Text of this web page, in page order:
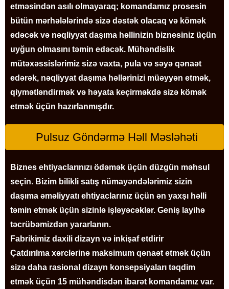
etməsindən asılı olmayaraq; komandamız prosesin
bütün mərhələlərində sizə dəstək olacaq və kömək
edəcək və nəqliyyat daşıma həllinizin biznesiniz üçün
uyğun olmasını təmin edəcək. Mühəndislik
mütəxəssislərimiz sizə vaxta, pula və səyə qənaət
edərək, nəqliyyat daşıma həllərinizi müəyyən etmək,
qiymətləndirmək və həyata keçirməkdə sizə kömək
etmək üçün hazırlanmışdır.
Pulsuz Göndərmə Həll Məsləhəti
Biznes ehtiyaclarınızı ödəmək üçün düzgün məhsul
seçin. Bizim bilikli satış nümayəndələrimiz sizin
daşıma əməliyyatı ehtiyaclarınız üçün ən yaxşı həlli
təmin etmək üçün sizinlə işləyəcəklər. Geniş layihə
təcrübəmizdən yararlanın.
Fabrikimiz daxili dizayn və inkişaf etdirir
Çatdırılma xərclərinə maksimum qənaət etmək üçün
sizə daha rasional dizayn konsepsiyaları təqdim
etmək üçün 15 mühəndisdən ibarət komandamız var.